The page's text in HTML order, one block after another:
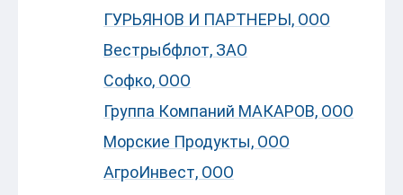
ГУРЬЯНОВ И ПАРТНЕРЫ, ООО
Вестрыбфлот, ЗАО
Софко, ООО
Группа Компаний МАКАРОВ, ООО
Морские Продукты, ООО
АгроИнвест, ООО